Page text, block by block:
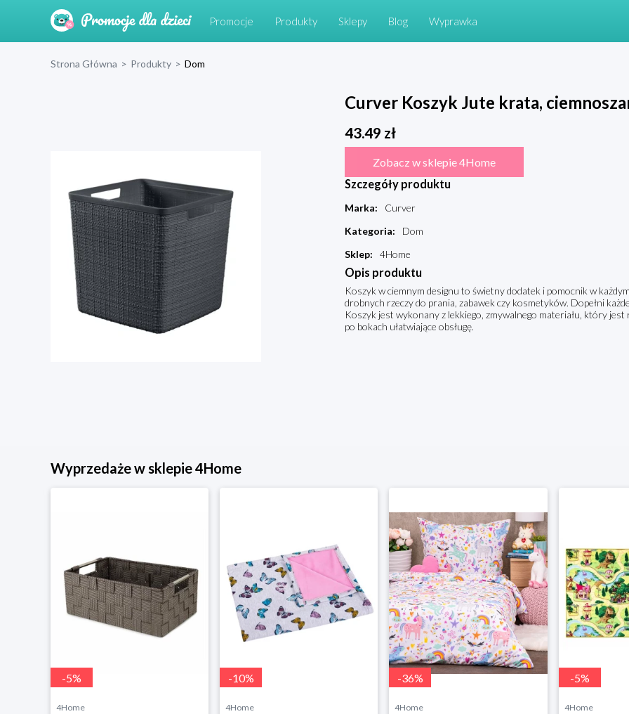
Promocje Produkty Sklepy Blog Wyprawka
Strona Główna > Produkty > Dom
Curver Koszyk Jute krata,
43.49 zł
Zobacz w sklepie 4Home
Szczegóły produktu
Marka:
Curver
Kategoria:
Dom
Sklep: 4Home
Opis produktu
Koszyk w ciemnym designu to świetny dodatek i pomocnik w
drobnych rzeczy do prania, zabawek czy kosmetyków. Dopełni
Koszyk jest wykonany z lekkiego, zmywalnego materiału, który
po bokach ułatwiające obsługę.
Wyprzedaże w sklepie 4Home
-5%
4Home
-10%
4Home
-36%
4Home
-5%
4Home